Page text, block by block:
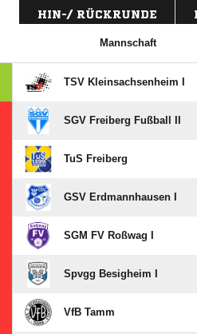
HIN-/ RÜCKRUNDE
Mannschaft
TSV Kleinsachsenheim I
SGV Freiberg Fußball II
TuS Freiberg
GSV Erdmannhausen I
SGM FV Roßwag I
Spvgg Besigheim I
VfB Tamm